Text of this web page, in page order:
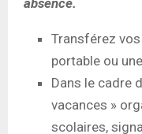
Transférez
portable ou
Dans le cadre
vacances »
scolaires,